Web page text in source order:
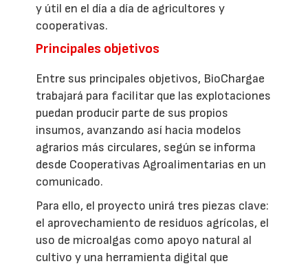
y útil en el día a día de agricultores y
cooperativas.
Principales objetivos
Entre sus principales objetivos, BioChargae
trabajará para facilitar que las explotaciones
puedan producir parte de sus propios
insumos, avanzando así hacia modelos
agrarios más circulares, según se informa
desde Cooperativas Agroalimentarias en un
comunicado.
Para ello, el proyecto unirá tres piezas clave:
el aprovechamiento de residuos agrícolas, el
uso de microalgas como apoyo natural al
cultivo y una herramienta digital que